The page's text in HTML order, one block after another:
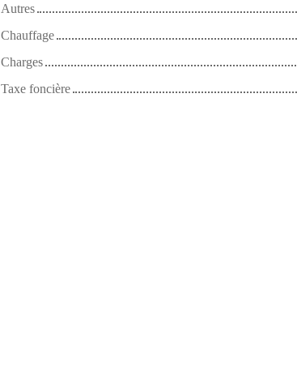
Autres
Chauffage
Charges
Taxe foncière